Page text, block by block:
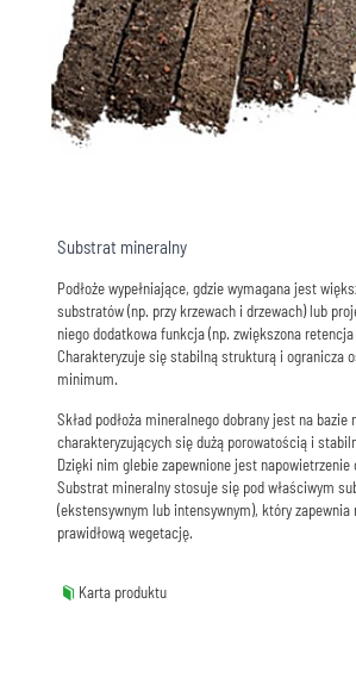
Substrat mineralny
Podłoże wypełniające, gdzie wymagana jest
substratów (np. przy krzewach i drzewach) lub
niego dodatkowa funkcja (np. zwiększona retencja
Charakteryzuje się stabilną strukturą i ogranicza
minimum.
Skład podłoża mineralnego dobrany jest na bazie
charakteryzujących się dużą porowatością i
Dzięki nim glebie zapewnione jest napowietrzenie
Substrat mineralny stosuje się pod właściwym
(ekstensywnym lub intensywnym), który zapewnia
prawidłową wegetację.
Karta produktu